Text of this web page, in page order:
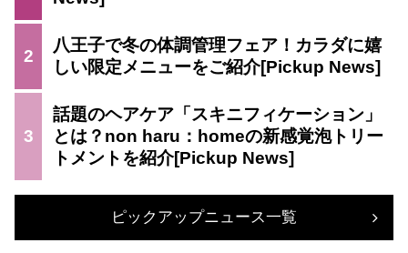
2
八王子で冬の体調管理フェア！カラダに嬉
しい限定メニューをご紹介
3
話題のヘアケア「スキニフィケーション」
とは？non haru：homeの新感覚泡トリー
トメントを紹介
ピックアップニュース一覧